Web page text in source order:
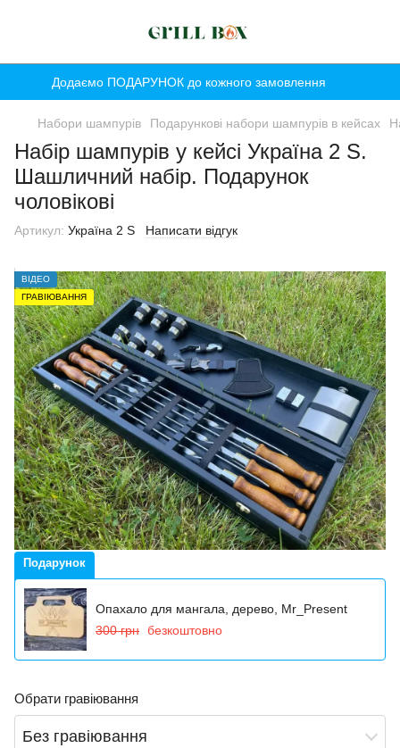
Додаємо ПОДАРУНОК до кожного замовлення
Набори шампурів Подарункові набори шампурів в кейсах
Набір шампурів у кейсі Україна 2 S.
Шашличний набір. Подарунок
чоловікові
Артикул: Україна 2 S Написати відгук
ВІДЕО
ГРАВІЮВАННЯ
Подарунок
Опахало для мангала, дерево, Mr_Present
300 грн безкоштовно
Обрати гравіювання
Без гравіювання